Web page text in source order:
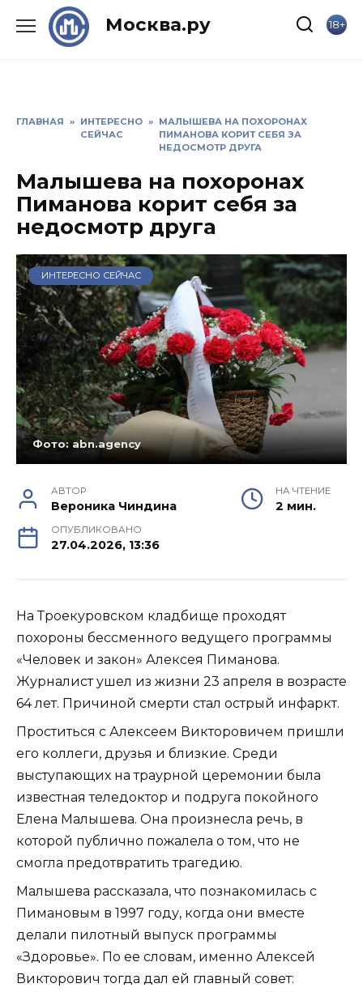
Москва.ру 18+
ГЛАВНАЯ » ИНТЕРЕСНО
СЕЙЧАС
» МАЛЫШЕВА НА ПОХОРОНАХ
ПИМАНОВА КОРИТ СЕБЯ ЗА
НЕДОСМОТР ДРУГА
Малышева на похоронах
Пиманова корит себя за
недосмотр друга
ИНТЕРЕСНО СЕЙЧАС
Фото: abn.agency
АВТОР
Вероника Чиндина
НА ЧТЕНИЕ
2 мин.
ОПУБЛИКОВАНО
27.04.2026, 13:36
На Троекуровском кладбище проходят
похороны бессменного ведущего программы
«Человек и закон» Алексея Пиманова.
Журналист ушел из жизни 23 апреля в возрасте
64 лет. Причиной смерти стал острый инфаркт.
Проститься с Алексеем Викторовичем пришли
его коллеги, друзья и близкие. Среди
выступающих на траурной церемонии была
известная теледоктор и подруга покойного
Елена Малышева. Она произнесла речь, в
которой публично пожалела о том, что не
смогла предотвратить трагедию.
Малышева рассказала, что познакомилась с
Пимановым в 1997 году, когда они вместе
делали пилотный выпуск программы
«Здоровье». По ее словам, именно Алексей
Викторович тогда дал ей главный совет: